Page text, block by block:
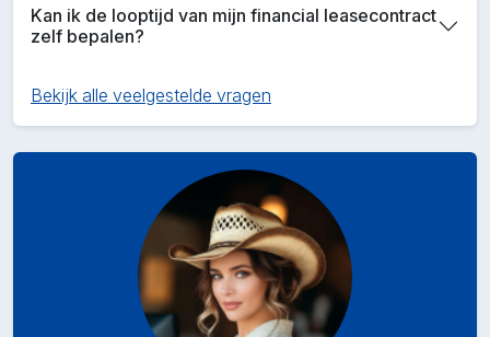
Kan ik de looptijd van mijn financial leasecontract
zelf bepalen?
Bekijk alle veelgestelde vragen